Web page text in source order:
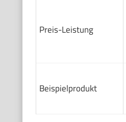
Preis-Leistung
Beispielprodukt